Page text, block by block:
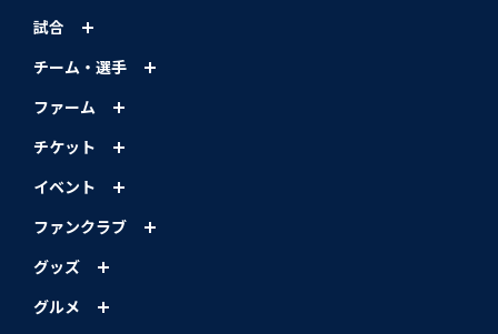
試合
チーム・選手
ファーム
チケット
イベント
ファンクラブ
グッズ
グルメ